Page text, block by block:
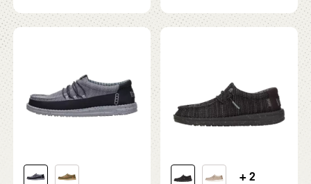
+ 2